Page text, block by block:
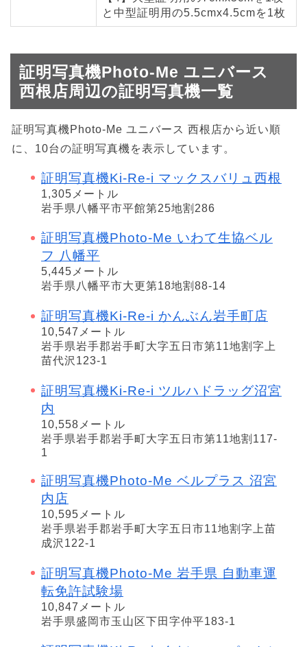
と中型証明用の5.5cmx4.5cmを1枚
証明写真機Photo-Me ユニバース
西根店周辺の証明写真機一覧
証明写真機Photo-Me ユニバース 西根店から近い順
に、10台の証明写真機を表示しています。
証明写真機Ki-Re-i マックスバリュ西根
1,305メートル
岩手県八幡平市平館第25地割286
証明写真機Photo-Me いわて生協ベル
フ 八幡平
5,445メートル
岩手県八幡平市大更第18地割88-14
証明写真機Ki-Re-i かんぶん岩手町店
10,547メートル
岩手県岩手郡岩手町大字五日市第11地割字上
苗代沢123-1
証明写真機Ki-Re-i ツルハドラッグ沼宮
内
10,558メートル
岩手県岩手郡岩手町大字五日市第11地割117-
1
証明写真機Photo-Me ベルプラス 沼宮
内店
10,595メートル
岩手県岩手郡岩手町大字五日市11地割字上苗
成沢122-1
証明写真機Photo-Me 岩手県 自動車運
転免許試験場
10,847メートル
岩手県盛岡市玉山区下田字仲平183-1